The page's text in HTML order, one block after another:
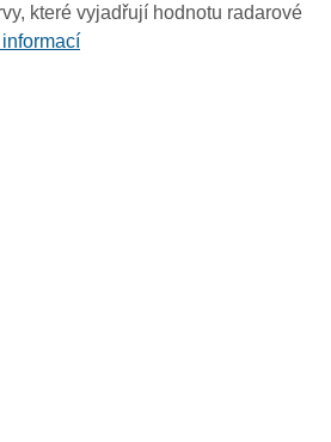
které vyjadřují hodnotu radarové